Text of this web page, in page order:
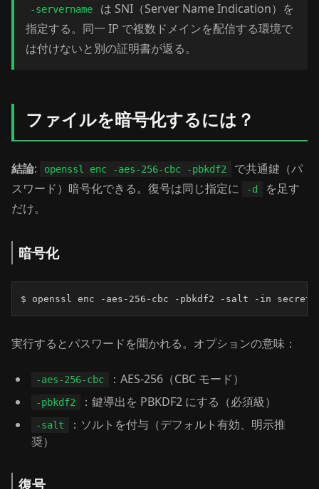
-servername
は SNI（Server Name Indication）を
指定する。同一 IP で複数ドメインを配信する環境で
は付けないと別の証明書が返る。
ファイルを暗号化するには？
結論: openssl enc -aes-256-cbc -pbkdf2
で共通鍵（パ
スワード）暗号化できる。復号は同じ指定に
-d
を足す
だけ。
暗号化
$ openssl enc -aes-256-cbc -pbkdf2 -salt -in
実行するとパスワードを聞かれる。オプションの意味：
-aes-256-cbc ：AES-256（CBC モード）
-pbkdf2 ：鍵導出を PBKDF2 にする（必須級）
-salt
：ソルトを付与（デフォルト有効、明示推
奨）
復号